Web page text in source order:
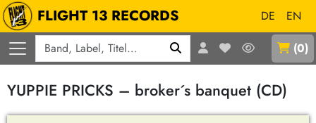
FLIGHT 13 RECORDS DE
EN
(0)
YUPPIE PRICKS – broker´s banquet (CD)